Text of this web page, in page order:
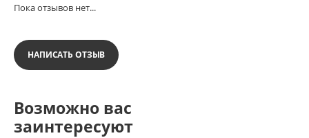
Пока отзывов нет...
НАПИСАТЬ ОТЗЫВ
Возможно вас
заинтересуют